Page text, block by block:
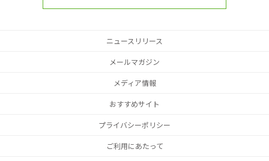
ニュースリリース
メールマガジン
メディア情報
おすすめサイト
プライバシーポリシー
ご利用にあたって